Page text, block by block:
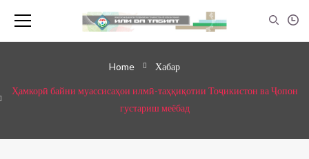
Home Хабар
Ҳамкорӣ байни муассисаҳои илмӣ-таҳқиқотии Тоҷикистон ва Ҷопон
густариш меёбад